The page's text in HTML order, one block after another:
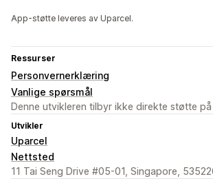
App-støtte leveres av Uparcel.
Ressurser
Personvernerklæring
Vanlige spørsmål
Denne utvikleren tilbyr ikke direkte støtte
Utvikler
Uparcel
Nettsted
11 Tai Seng Drive #05-01, Singapore,